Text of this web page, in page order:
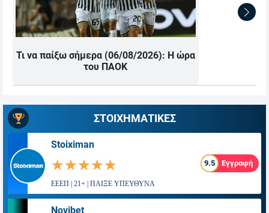
Τι να παίξω σήμερα (06/08/2026): Η ώρα
του ΠΑΟΚ
ΣΤΟΙΧΗΜΑΤΙΚΕΣ
Stoiximan
☆☆☆☆☆
★★★★★ 9.5 Εγγραφή
ΕΕΕΠ | 21+ | ΠΑΙΞΕ ΥΠΕΥΘΥΝΑ
Novibet